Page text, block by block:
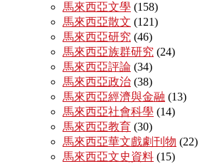
馬來西亞文學 (158)
馬來西亞散文 (121)
馬來西亞研究 (46)
馬來西亞族群研究 (24)
馬來西亞評論 (34)
馬來西亞政治 (38)
馬來西亞經濟與金融 (13)
馬來西亞社會科學 (14)
馬來西亞教育 (30)
馬來西亞華文戲劇刊物 (22)
馬來西亞文史資料 (15)